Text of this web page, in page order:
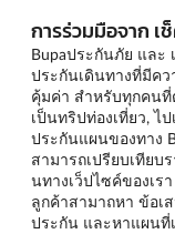
การร่วมมือจาก เ
Bupaประกันภัย และ
ประกันเดินทางที่มีค
คุ้มค่า สำหรับทุกคนที่
เป็นทริปท่องเที่ยว, ไ
ประกันแผนของทาง
สามารถเปรียบเทียบ
นทางเว็ปไซค์ของเ
ลูกค้าสามาถหา ข้อเ
ประกัน และหาแผนที่